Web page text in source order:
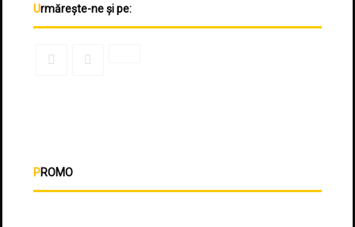
Urmărește-ne și pe:
PROMO